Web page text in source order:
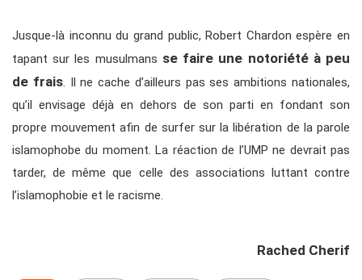
Jusque-là inconnu du grand public, Robert Chardon espère en
tapant sur les musulmans se faire une notoriété à peu
de frais. Il ne cache d’ailleurs pas ses ambitions nationales,
qu’il envisage déjà en dehors de son parti en fondant son
propre mouvement afin de surfer sur la libération de la parole
islamophobe du moment. La réaction de l’UMP ne devrait pas
tarder, de même que celle des associations luttant contre
l’islamophobie et le racisme.
Rached Cherif